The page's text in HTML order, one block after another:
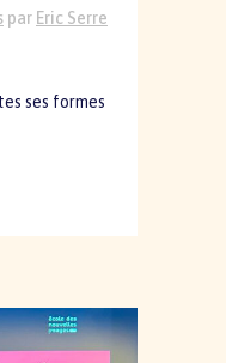
par Eric Serre
ses formes